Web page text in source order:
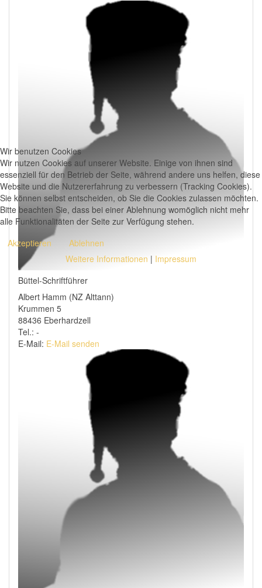
Büttel-Schriftführer
Albert Hamm (NZ Alttann)
Krummen 5
88436 Eberhardzell
Tel.: -
E-Mail: E-Mail senden
Wir benutzen Cookies
Wir nutzen Cookies auf unserer Website. Einige von ihnen sind
essenziell für den Betrieb der Seite, während andere uns helfen, diese
Website und die Nutzererfahrung zu verbessern (Tracking Cookies).
Sie können selbst entscheiden, ob Sie die Cookies zulassen möchten.
Bitte beachten Sie, dass bei einer Ablehnung womöglich nicht mehr
alle Funktionalitäten der Seite zur Verfügung stehen.
Akzeptieren
Ablehnen
Weitere Informationen | Impressum